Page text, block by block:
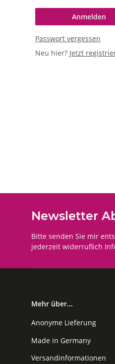
Anmelden
Passwort vergessen
Neu hier? Jetzt
Newsletter
Bitte senden Sie mir
jederzeit widerruflich
Mehr über...
Anonyme Lieferung
Made in Germany
Versandinformationen